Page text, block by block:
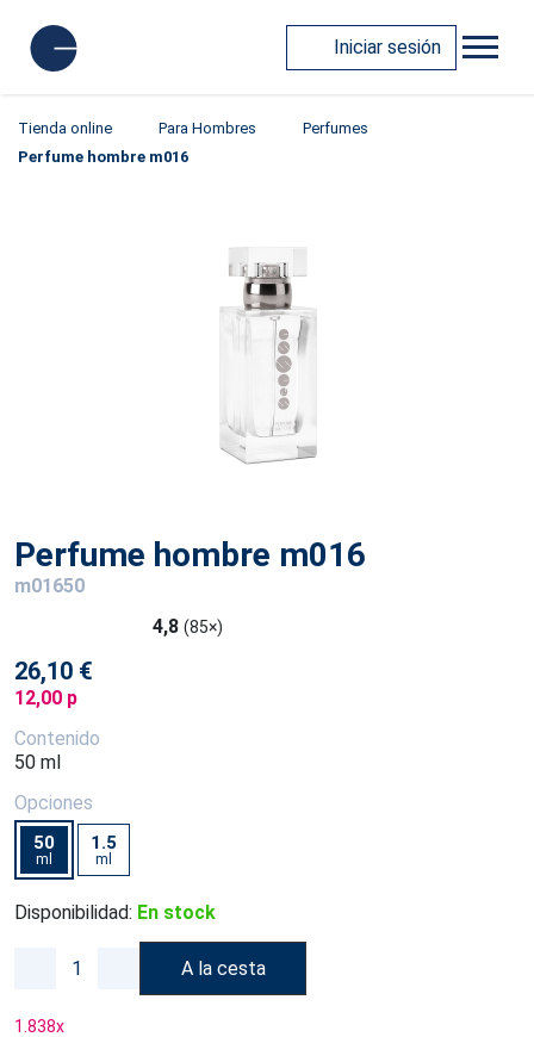
Iniciar sesión
Tienda online Para Hombres
Perfumes
Perfume hombre m016
Perfume hombre m016
m01650
4,8 (85×)
26,10 €
12,00 p
Contenido
50 ml
Opciones
50
ml
1.5
ml
Disponibilidad: En stock
A la cesta
1.838x